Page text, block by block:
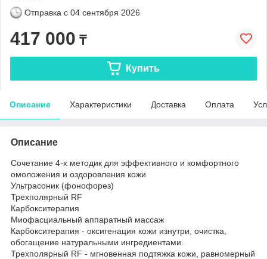
Отправка с 04 сентября 2026
417 000 ₸
Купить
Описание Характеристики Доставка Оплата
Описание
Сочетание 4-х методик для эффективного и комфортного
омоложения и оздоровления кожи
Ультрасоник (фонофорез)
Трехполярный RF
Карбокситерапия
Миофасциальный аппаратный массаж
Карбокситерапия - оксигенация кожи изнутри, очистка,
обогащение натуральными ингредиентами.
Трехполярный RF - мгновенная подтяжка кожи, равномерный